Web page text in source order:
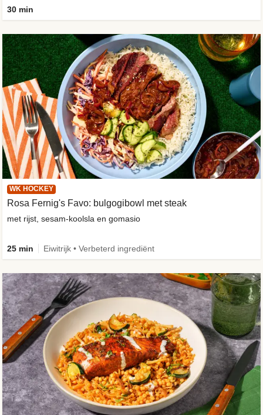
30 min
WK HOCKEY
Rosa Fernig's Favo: bulgogibowl met steak
met rijst, sesam-koolsla en gomasio
25 min Eiwitrijk • Verbeterd ingrediënt